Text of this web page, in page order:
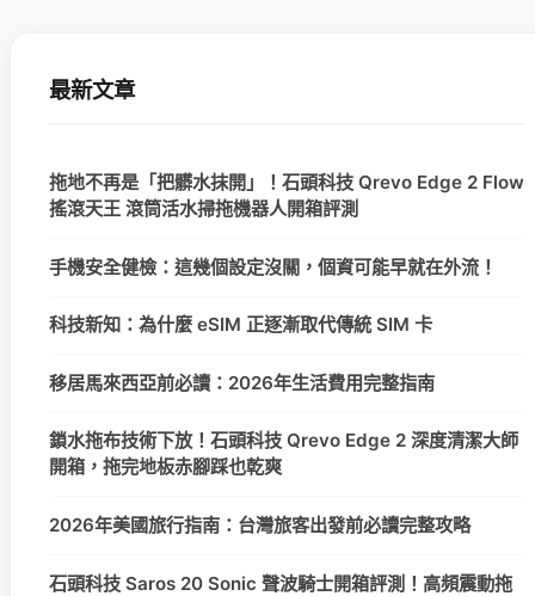
最新文章
拖地不再是「把髒水抹開」！石頭科技 Qrevo Edge 2 Flow
搖滾天王 滾筒活水掃拖機器人開箱評測
手機安全健檢：這幾個設定沒關，個資可能早就在外流！
科技新知：為什麼 eSIM 正逐漸取代傳統 SIM 卡
移居馬來西亞前必讀：2026年生活費用完整指南
鎖水拖布技術下放！石頭科技 Qrevo Edge 2 深度清潔大師
開箱，拖完地板赤腳踩也乾爽
2026年美國旅行指南：台灣旅客出發前必讀完整攻略
石頭科技 Saros 20 Sonic 聲波騎士開箱評測！高頻震動拖